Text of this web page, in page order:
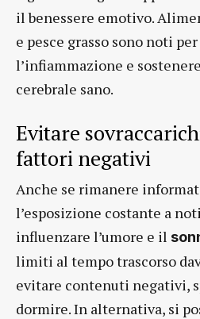
il benessere emotivo.
e pesce grasso sono noti
l’infiammazione e
cerebrale sano.
Evitare
fattori negativi
Anche se rimanere
l’esposizione costante a
influenzare l’umore e il
limiti al tempo trascorso
evitare contenuti negativi,
dormire. In alternativa, si